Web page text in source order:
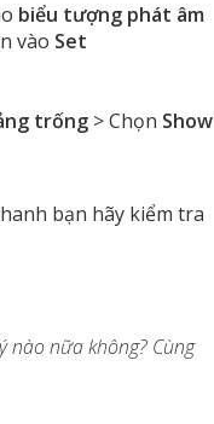
biểu tượng phát âm
vào Set
trống > Chọn Show
bạn hãy kiểm tra
nào nữa không? Cùng